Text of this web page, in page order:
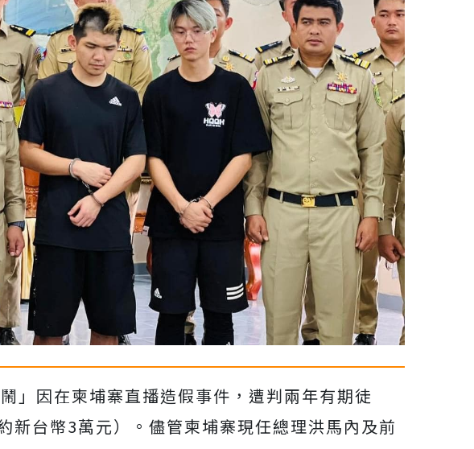
」因在柬埔寨直播造假事件，遭判兩年有期徒
新台幣3萬元）。儘管柬埔寨現任總理洪馬內及前